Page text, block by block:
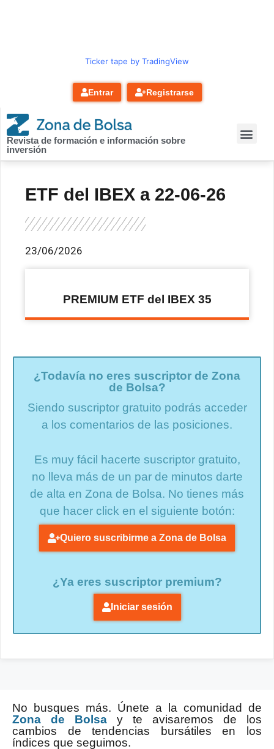
Ticker tape by TradingView
Entrar Registrarse
Revista de formación e información sobre
inversión
ETF del IBEX a 22-06-26
23/06/2026
PREMIUM ETF del IBEX 35
¿Todavía no eres suscriptor de Zona
de Bolsa?
Siendo suscriptor gratuito podrás acceder
a los comentarios de las posiciones.
Es muy fácil hacerte suscriptor gratuito,
no lleva más de un par de minutos darte
de alta en Zona de Bolsa. No tienes más
que hacer click en el siguiente botón:
Quiero suscribirme a Zona de Bolsa
¿Ya eres suscriptor premium?
Iniciar sesión
No busques más. Únete a la comunidad de
Zona de Bolsa y te avisaremos de los
cambios de tendencias bursátiles en los
índices que seguimos.